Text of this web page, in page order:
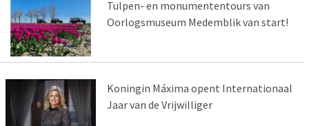
Tulpen- en monumententours van
Oorlogsmuseum Medemblik van start!
Koningin Máxima opent Internationaal
Jaar van de Vrijwilliger